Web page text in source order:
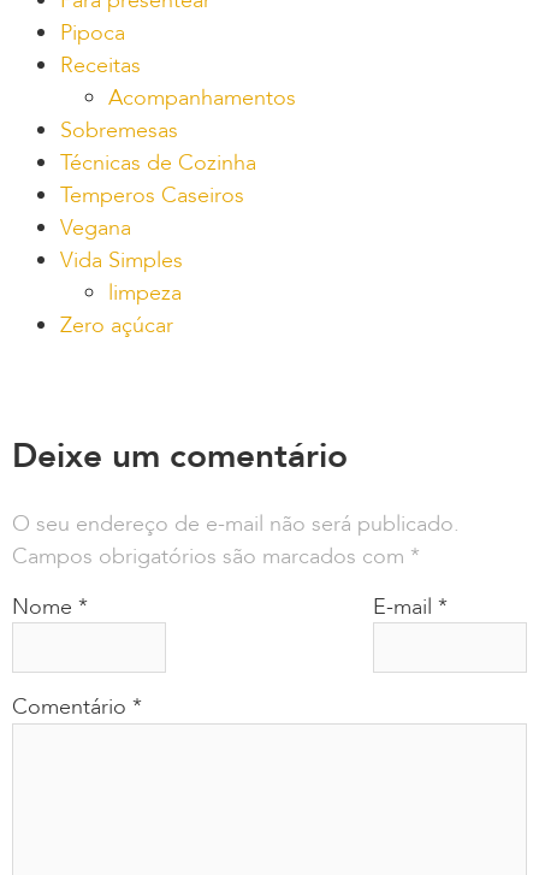
Pipoca
Receitas
Acompanhamentos
Sobremesas
Técnicas de Cozinha
Temperos Caseiros
Vegana
Vida Simples
limpeza
Zero açúcar
Deixe um comentário
O seu endereço de e-mail não será publicado.
Campos obrigatórios são marcados com *
Comentário *
Nome * E-mail *